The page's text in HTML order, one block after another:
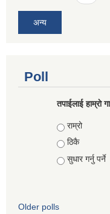
अन्य
Poll
तपाईलाई हाम्राे
Choices
राम्रो
ठिकै
सुधार गर्नु पर्ने
Older polls